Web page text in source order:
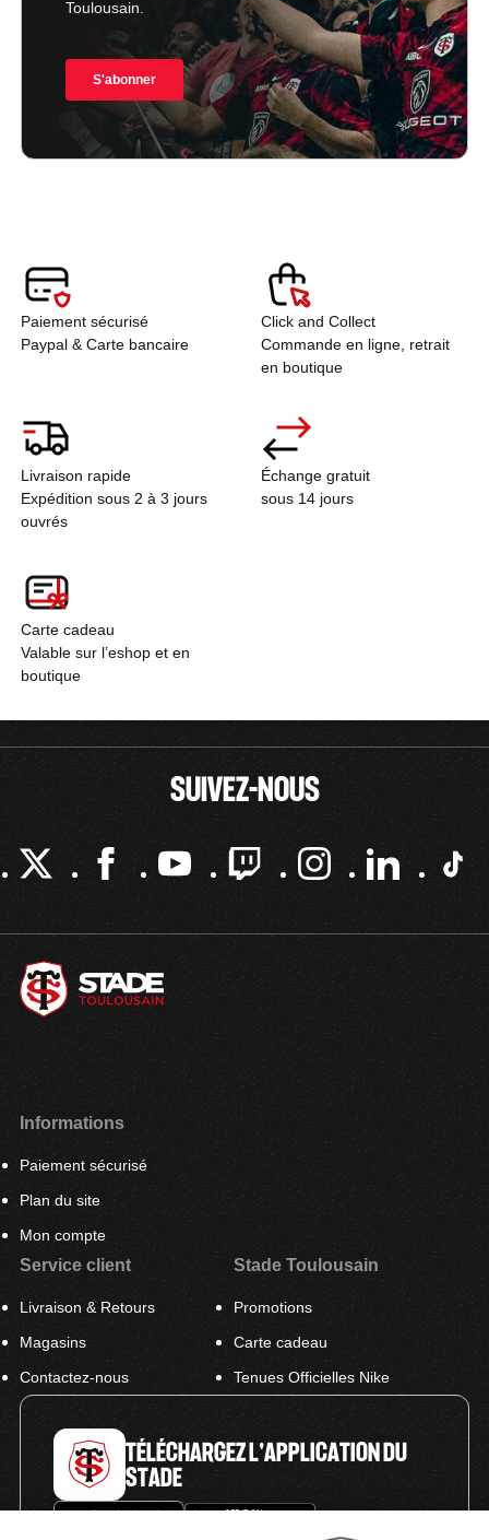
Paiement sécurisé
Paypal & Carte bancaire
Click and Collect
Commande en ligne, retrait
en boutique
Livraison rapide
Expédition sous 2 à 3 jours
ouvrés
Échange gratuit
sous 14 jours
Carte cadeau
Valable sur l’eshop et en
boutique
SUIVEZ-NOUS
Informations
Paiement sécurisé
Plan du site
Mon compte
Service client
Livraison & Retours
Magasins
Contactez-nous
Stade Toulousain
Promotions
Carte cadeau
Tenues Officielles Nike
TÉLÉCHARGEZ L'APPLICATION DU
STADE